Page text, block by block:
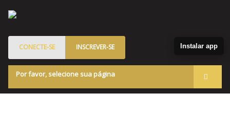
CONECTE-SE INSCREVER-SE
Por favor, selecione sua página
Instalar app